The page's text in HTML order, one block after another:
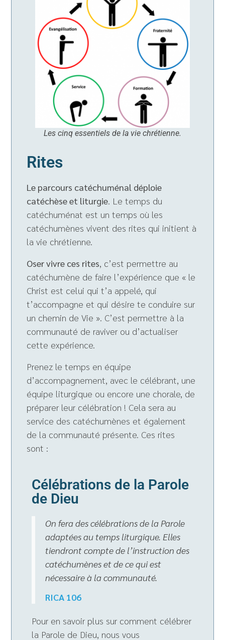
Les cinq essentiels de la vie chrétienne.
Rites
Le parcours catéchuménal déploie
catéchèse et liturgie. Le temps du
catéchuménat est un temps où les
catéchumènes vivent des rites qui initient à
la vie chrétienne.
Oser vivre ces rites, c’est permettre au
catéchumène de faire l’expérience que « le
Christ est celui qui t’a appelé, qui
t’accompagne et qui désire te conduire sur
un chemin de Vie ». C’est permettre à la
communauté de raviver ou d’actualiser
cette expérience.
Prenez le temps en équipe
d’accompagnement, avec le célébrant, une
équipe liturgique ou encore une chorale, de
préparer leur célébration ! Cela sera au
service des catéchumènes et également
de la communauté présente. Ces rites
sont :
Célébrations de la Parole
de Dieu
On fera des célébrations de la Parole
adaptées au temps liturgique. Elles
tiendront compte de l’instruction des
catéchumènes et de ce qui est
nécessaire à la communauté.
RICA 106
Pour en savoir plus sur comment célébrer
la Parole de Dieu, nous vous